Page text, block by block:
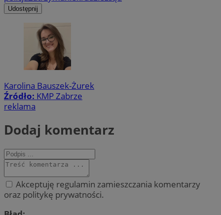
Udostępnij
Karolina Bauszek-Żurek
Źródło: KMP Zabrze
reklama
Dodaj komentarz
Akceptuję regulamin zamieszczania komentarzy
oraz politykę prywatności.